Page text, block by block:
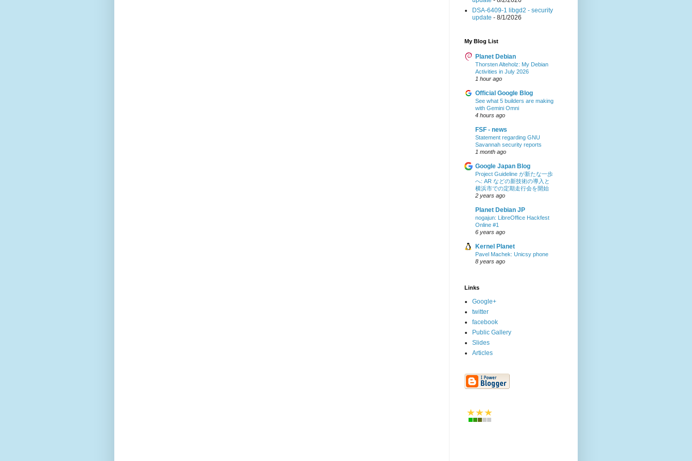
DSA-6409-1 libgd2 - security
update - 8/1/2026
My Blog List
Planet Debian
Thorsten Alteholz: My Debian
Activities in July 2026
1 hour ago
Official Google Blog
See what 5 builders are making
with Gemini Omni
4 hours ago
FSF - news
Statement regarding GNU
Savannah security reports
1 month ago
Google Japan Blog
Project Guideline が新たな一歩
へ: AR などの新技術の導入と
横浜市での定期走行会を開始
2 years ago
Planet Debian JP
nogajun: LibreOffice Hackfest
Online #1
6 years ago
Kernel Planet
Pavel Machek: Unicsy phone
8 years ago
Links
Google+
twitter
facebook
Public Gallery
Slides
Articles